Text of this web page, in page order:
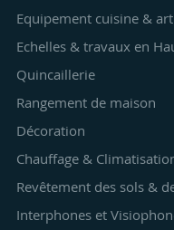
Equipement cuisine &
Echelles & travaux en
Quincaillerie
Rangement de maison
Décoration
Chauffage &
Revêtement des sols &
Interphones et